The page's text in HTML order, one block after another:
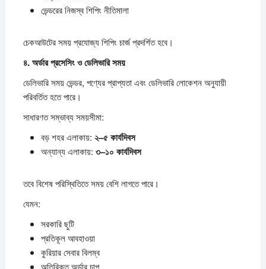
ভেন্ডরের নিজস্ব শিপিং নীতিমালা
চেকআউটের সময় প্রযোজ্য শিপিং চার্জ প্রদর্শিত হবে।
৪.অর্ডারপ্রসেসিংওডেলিভারিসময়
ডেলিভারি সময় ভেন্ডর, পণ্যের প্রাপ্যতা এবং ডেলিভারি লোকেশন অনুযায়ী
পরিবর্তিত হতে পারে।
সাধারণত সম্ভাব্য সময়সীমা:
বড় শহর এলাকায়: ২–৫কার্যদিবস
অন্যান্য এলাকায়: ৩–১০ কার্যদিবস
তবে বিশেষ পরিস্থিতিতে সময় বেশি লাগতে পারে।
যেমন:
সরকারি ছুটি
প্রতিকূল আবহাওয়া
কুরিয়ার সেবার বিলম্ব
অতিরিক্ত অর্ডার চাপ